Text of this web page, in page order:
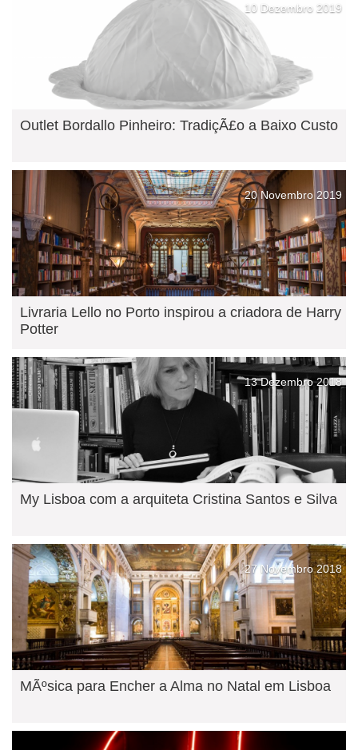
10 Dezembro 2019
Outlet Bordallo Pinheiro: TradiçÃ£o a Baixo Custo
20 Novembro 2019
Livraria Lello no Porto inspirou a criadora de Harry
Potter
13 Dezembro 2018
My Lisboa com a arquiteta Cristina Santos e Silva
27 Novembro 2018
MÃºsica para Encher a Alma no Natal em Lisboa